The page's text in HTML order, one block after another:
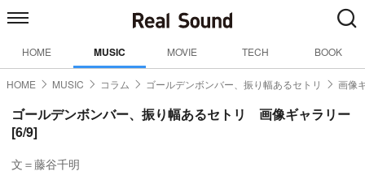
HOME MUSIC MOVIE TECH BOOK
HOME MUSIC コラム ゴールデンボンバー、振り幅あるセトリ 画像
ゴールデンボンバー、振り幅あるセトリ 画像ギャラリー
[6/9]
文＝藤谷千明